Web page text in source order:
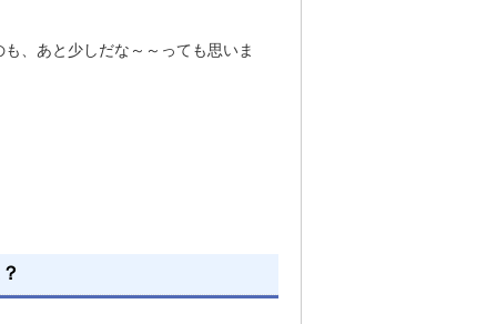
、あと少しだな～～っても思いま